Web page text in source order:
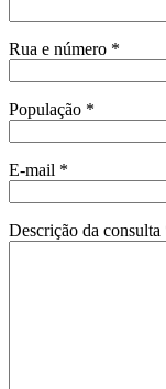
Rua e número *
População *
E-mail *
Descrição da consulta